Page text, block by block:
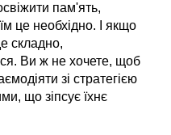
пам'ять,
це необхідно. І якщо
складно,
Ви ж не хочете, щоб
зі стратегією
що зіпсує їхнє